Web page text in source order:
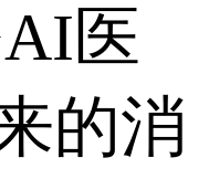
医
的消